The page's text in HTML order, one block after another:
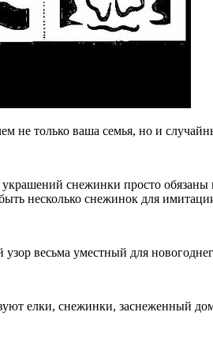
не только ваша семья, но и
снежинки просто
несколько снежинок для
весьма уместный для
елки, снежинки, заснеженный